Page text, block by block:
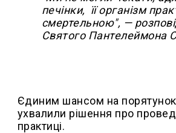
печінки, її організм
смертельною", —
Святого Пантелеймона
Єдиним шансом на порятунок
ухвалили рішення про
практиці.